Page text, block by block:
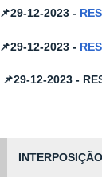
📌29-12-2023 -
📌29-12-2023 -
📌29-12-2023 -